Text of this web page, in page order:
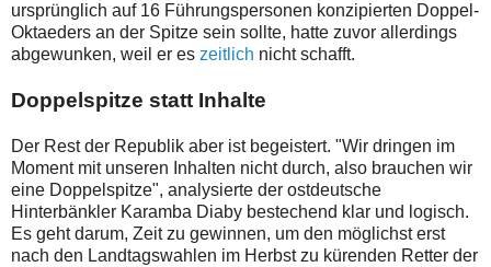
ursprünglich auf 16 Führungspersonen konzipierten Doppel-
Oktaeders an der Spitze sein sollte, hatte zuvor allerdings
abgewunken, weil er es zeitlich nicht schafft.
Doppelspitze statt Inhalte
Der Rest der Republik aber ist begeistert. "Wir dringen im
Moment mit unseren Inhalten nicht durch, also brauchen wir
eine Doppelspitze", analysierte der ostdeutsche
Hinterbänkler Karamba Diaby bestechend klar und logisch.
Es geht darum, Zeit zu gewinnen, um den möglichst erst
nach den Landtagswahlen im Herbst zu kürenden Retter der